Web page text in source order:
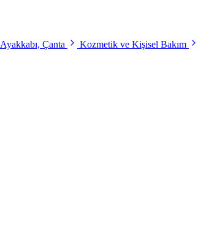
Ayakkabı, Çanta
Kozmetik ve Kişisel Bakım